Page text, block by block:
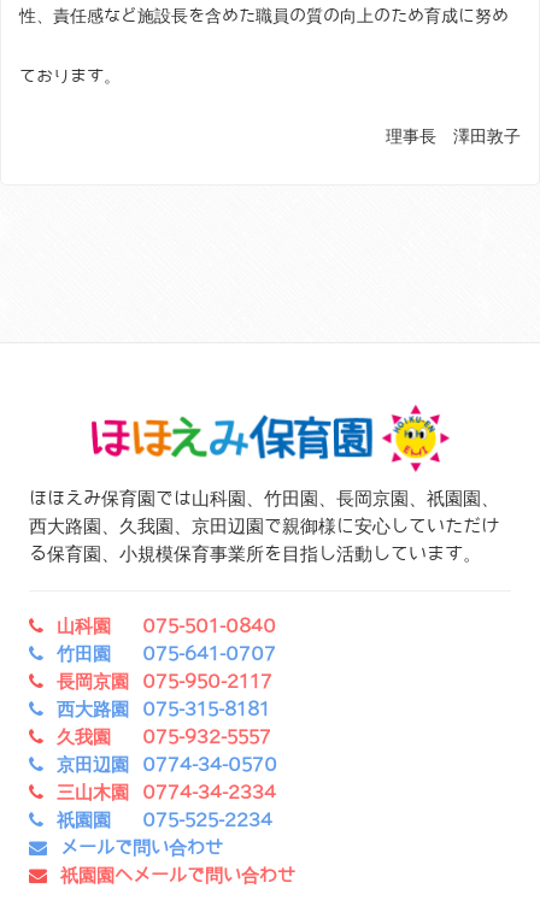
性、責任感など施設長を含めた職員の質の向上のため育成に努め
ております。
理事長 澤田敦子
ほほえみ保育園では山科園、竹田園、長岡京園、祇園園、
西大路園、久我園、京田辺園で親御様に安心していただけ
る保育園、小規模保育事業所を目指し活動しています。
山科園 075-501-0840
竹田園 075-641-0707
長岡京園 075-950-2117
西大路園 075-315-8181
久我園 075-932-5557
京田辺園 0774-34-0570
三山木園 0774-34-2334
祇園園 075-525-2234
メールで問い合わせ
祇園園へメールで問い合わせ